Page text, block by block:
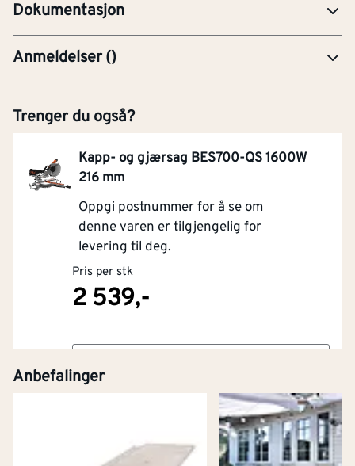
Dokumentasjon
Anmeldelser()
Trenger du også?
Kapp- og gjærsag BES700-QS 1600W
216 mm
Oppgi postnummer for å se om
denne varen er tilgjengelig for
levering til deg.
Pris per stk
2 539,-
Anbefalinger